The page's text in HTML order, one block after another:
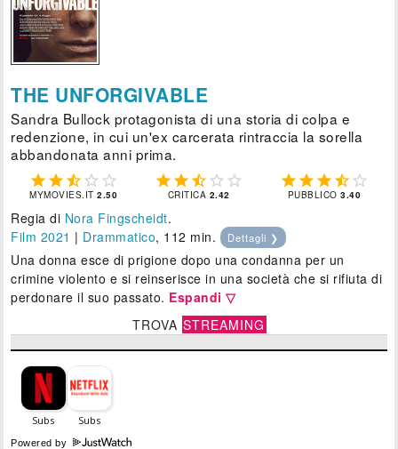
THE UNFORGIVABLE
Sandra Bullock protagonista di una storia di colpa e
redenzione, in cui un'ex carcerata rintraccia la sorella
abbandonata anni prima.
    
MYMOVIES.IT2.50
    
CRITICA 2.42
    
PUBBLICO3.40
Regia di Nora Fingscheidt.
Film 2021 | Drammatico, 112 min. Dettagli ❯
Una donna esce di prigione dopo una condanna per un
crimine violento e si reinserisce in una società che si rifiuta di
perdonare il suo passato. Espandi ▽
TROVA STREAMING
Powered by